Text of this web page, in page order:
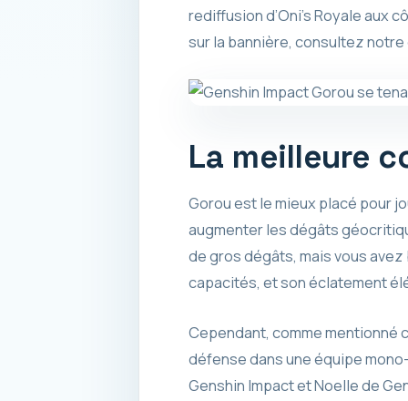
rediffusion d’Oni’s Royale aux
sur la bannière, consultez
La meilleure
Gorou est le mieux placé pour
augmenter les dégâts
de gros dégâts, mais vous
capacités, et son éclatement
Cependant, comme mentionné
défense dans une équipe
Genshin Impact et Noelle de